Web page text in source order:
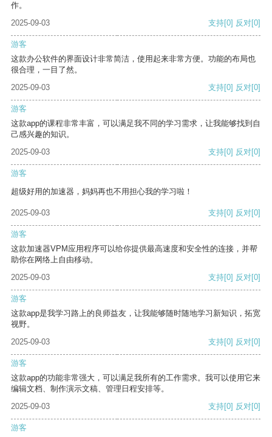
作。
2025-09-03
支持[0] 反对[0]
游客
这款办公软件的界面设计非常简洁，使用起来非常方便。功能的布局也
很合理，一目了然。
2025-09-03
支持[0] 反对[0]
游客
这款app的课程非常丰富，可以满足我不同的学习需求，让我能够找到自
己感兴趣的知识。
2025-09-03
支持[0] 反对[0]
游客
超级好用的加速器，妈妈再也不用担心我的学习啦！
2025-09-03 支持[0] 反对[0]
游客
这款加速器VPM应用程序可以给你提供最高速度和安全性的连接，并帮
助你在网络上自由移动。
2025-09-03
支持[0] 反对[0]
游客
这款app是我学习路上的良师益友，让我能够随时随地学习新知识，拓宽
视野。
2025-09-03
支持[0] 反对[0]
游客
这款app的功能非常强大，可以满足我所有的工作需求。我可以使用它来
编辑文档、制作演示文稿、管理日程安排等。
2025-09-03
支持[0] 反对[0]
游客